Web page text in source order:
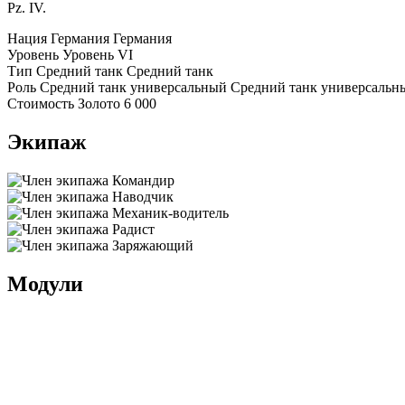
Pz. IV.
Нация Германия Германия
Уровень Уровень VI
Тип Средний танк Средний танк
Роль Средний танк универсальный Средний танк
Стоимость Золото 6 000
Экипаж
Командир
Наводчик
Механик-водитель
Радист
Заряжающий
Модули